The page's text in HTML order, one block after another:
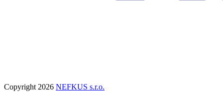
Copyright 2026 NEFKUS s.r.o.